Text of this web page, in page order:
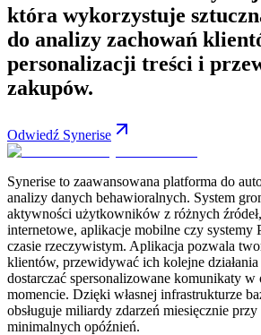
która wykorzystuje
do analizy zachowań
personalizacji treści i
zakupów.
Odwiedź Synerise
Synerise to zaawansowana platforma do
analizy danych behawioralnych. System
aktywności użytkowników z różnych
internetowe, aplikacje mobilne czy systemy
czasie rzeczywistym. Aplikacja pozwala
klientów, przewidywać ich kolejne
dostarczać spersonalizowane komunikaty
momencie. Dzięki własnej infrastrukturze
obsługuje miliardy zdarzeń miesięcznie
minimalnych opóźnień.